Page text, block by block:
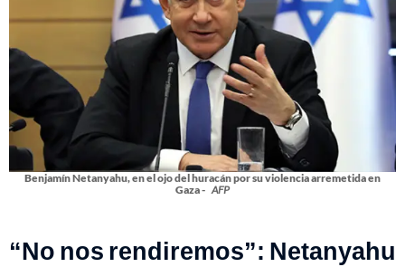
Benjamín Netanyahu, en el ojo del huracán por su violencia arremetida en
Gaza - AFP
“No nos rendiremos”: Netanyahu